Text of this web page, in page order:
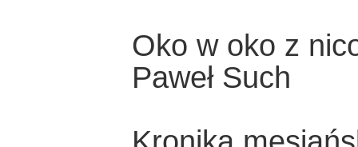
Oko w oko z
Paweł Such